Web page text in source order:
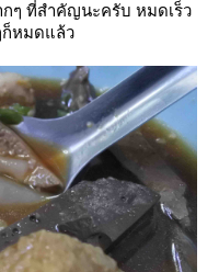
กๆ ที่สำคัญนะครับ หมดเร็ว
ก็หมดแล้ว